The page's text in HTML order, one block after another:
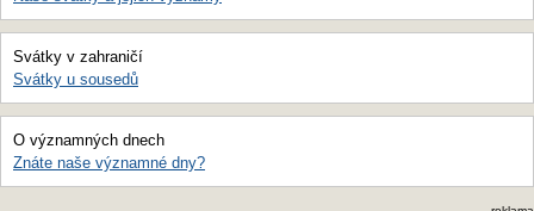
Svátky v zahraničí
Svátky u sousedů
O významných dnech
Znáte naše významné dny?